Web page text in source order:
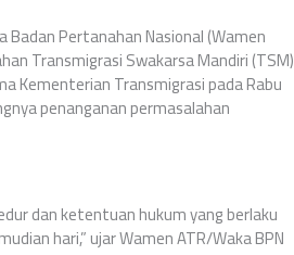
Pertanahan Nasional (Wamen
Transmigrasi Swakarsa Mandiri (TSM)
Kementerian Transmigrasi pada Rabu
penanganan permasalahan
dan ketentuan hukum yang berlaku
hari,” ujar Wamen ATR/Waka BPN